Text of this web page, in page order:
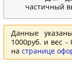
частичный
Данные
1000руб. и вес
на странице